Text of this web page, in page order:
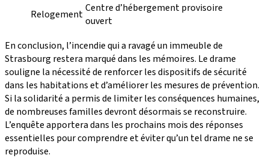
RelogementCentre d’hébergement provisoire
ouvert
En conclusion, l’incendie qui a ravagé un immeuble de
Strasbourg restera marqué dans les mémoires. Le drame
souligne la nécessité de renforcer les dispositifs de sécurité
dans les habitations et d’améliorer les mesures de prévention.
Si la solidarité a permis de limiter les conséquences humaines,
de nombreuses familles devront désormais se reconstruire.
L’enquête apportera dans les prochains mois des réponses
essentielles pour comprendre et éviter qu’un tel drame ne se
reproduise.